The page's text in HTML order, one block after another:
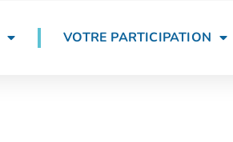
VOTRE PARTICIPATION